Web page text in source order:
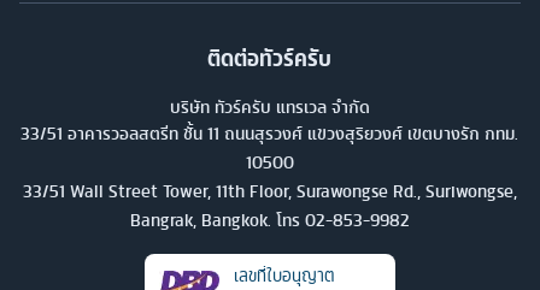
ติดต่อทัวร์ครับ
บริษัท ทัวร์ครับ แทรเวล จำกัด
33/51 อาคารวอลสตรีท ชั้น 11 ถนนสุรวงศ์ แขวงสุริยวงศ์ เขตบางรัก กทม.
10500
33/51 Wall Street Tower, 11th Floor, Surawongse Rd., Suriwongse,
Bangrak, Bangkok. โทร 02-853-9982
เลขที่ใบอนุญาต